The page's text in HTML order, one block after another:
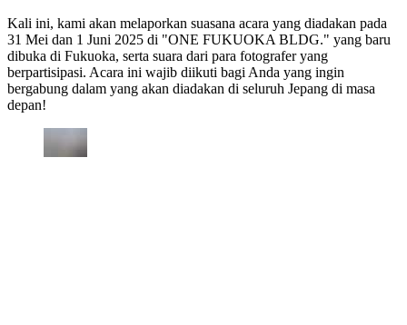
Kali ini, kami akan melaporkan suasana acara yang diadakan pada
31 Mei dan 1 Juni 2025 di "ONE FUKUOKA BLDG." yang baru
dibuka di Fukuoka, serta suara dari para fotografer yang
berpartisipasi. Acara ini wajib diikuti bagi Anda yang ingin
bergabung dalam yang akan diadakan di seluruh Jepang di masa
depan!